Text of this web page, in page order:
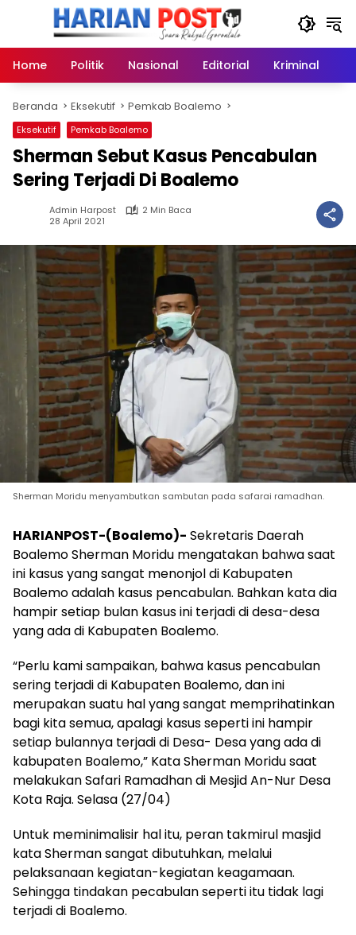
Home
Politik Nasional Editorial Kriminal
Beranda Eksekutif Pemkab Boalemo
Eksekutif Pemkab Boalemo
Sherman Sebut Kasus Pencabulan
Sering Terjadi Di Boalemo
Admin Harpost
2 Min Baca
28 April 2021
Sherman Moridu menyambutkan sambutan pada safarai ramadhan.
HARIANPOST-(Boalemo)- Sekretaris Daerah
Boalemo Sherman Moridu mengatakan bahwa saat
ini kasus yang sangat menonjol di Kabupaten
Boalemo adalah kasus pencabulan. Bahkan kata dia
hampir setiap bulan kasus ini terjadi di desa-desa
yang ada di Kabupaten Boalemo.
“Perlu kami sampaikan, bahwa kasus pencabulan
sering terjadi di Kabupaten Boalemo, dan ini
merupakan suatu hal yang sangat memprihatinkan
bagi kita semua, apalagi kasus seperti ini hampir
setiap bulannya terjadi di Desa- Desa yang ada di
kabupaten Boalemo,” Kata Sherman Moridu saat
melakukan Safari Ramadhan di Mesjid An-Nur Desa
Kota Raja. Selasa (27/04)
Untuk meminimalisir hal itu, peran takmirul masjid
kata Sherman sangat dibutuhkan, melalui
pelaksanaan kegiatan-kegiatan keagamaan.
Sehingga tindakan pecabulan seperti itu tidak lagi
terjadi di Boalemo.